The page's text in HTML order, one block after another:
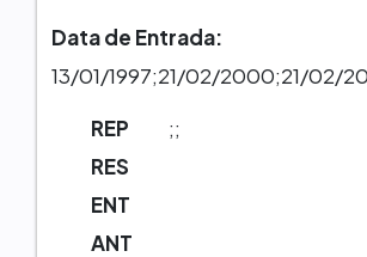
Data de Entrada:
13/01/1997;21/02/2000;21/02/
REP
RES
ENT
ANT
;;